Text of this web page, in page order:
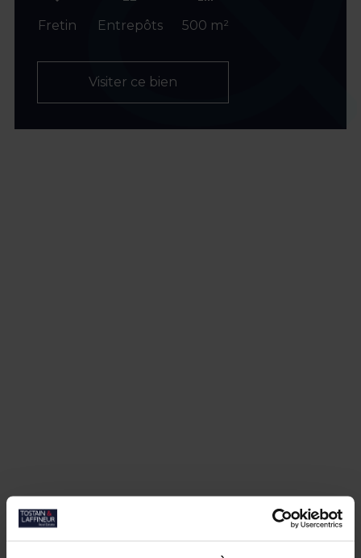
Fretin Entrepôts 500 m²
Visiter ce bien
Nos biens similaires